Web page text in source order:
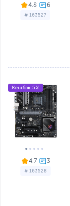
4.8
# 163527
4.7
# 163528
Кешбэк 5%